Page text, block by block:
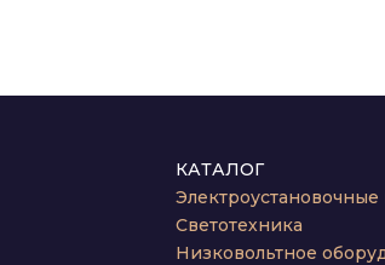
КАТАЛОГ
Электроустановочные
Светотехника
Низковольтное